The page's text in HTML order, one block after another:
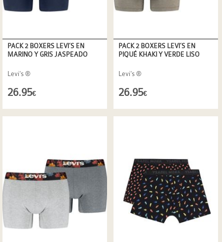
PACK 2 BOXERS LEVI´S EN
MARINO Y GRIS JASPEADO
Levi's ®
26.95€
PACK 2 BOXERS LEVI´S EN
PIQUÉ KHAKI Y VERDE LISO
Levi's ®
26.95€